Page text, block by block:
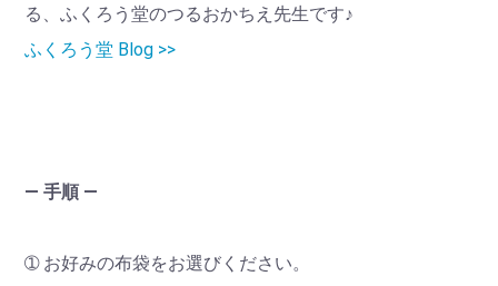
る、ふくろう堂のつるおかちえ先生です♪
ふくろう堂 Blog >>
― 手順 ―
➀ お好みの布袋をお選びください。